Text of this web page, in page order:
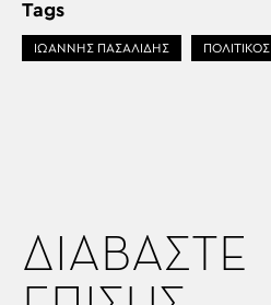
Tags
ΙΩΑΝΝΗΣ ΠΑΣΑΛΙΔΗΣ ΠΟΛΙΤΙΚΟΣ
ΔΙΑΒΑΣΤΕ